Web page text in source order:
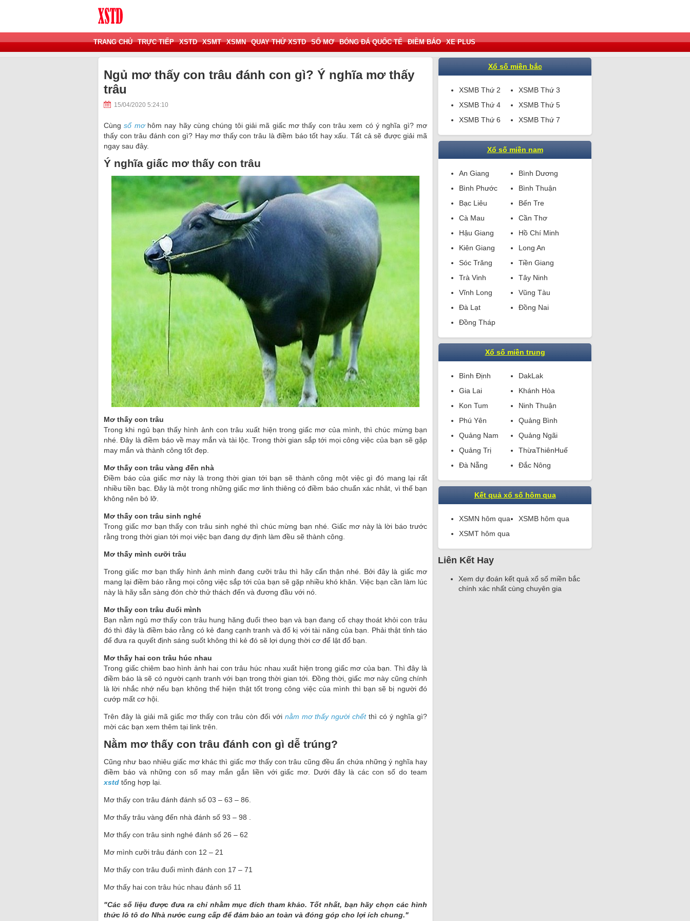
TRANG CHỦ TRỰC TIẾP XSTD XSMT XSMN QUAY THỬ XSTD SỔ MƠ BÓNG ĐÁ QUỐC TẾ ĐIỀM BÁO XE PLUS
Ngủ mơ thấy con trâu đánh con gì? Ý nghĩa mơ thấy
trâu
15/04/2020 5:24:10
Cùngsổ mơ hôm nay hãy cùng chúng tôi giải mã giấc mơ thấy con trâu xem có ý nghĩa gì? mơ
thấy con trâu đánh con gì? Hay mơ thấy con trâu là điềm báo tốt hay xấu. Tất cả sẽ được giải mã
ngay sau đây.
Ý nghĩa giấc mơ thấy con trâu
Mơ thấy con trâu
Trong khi ngủ bạn thấy hình ảnh con trâu xuất hiện trong giấc mơ của mình, thì chúc mừng bạn
nhé. Đây là điềm báo về may mắn và tài lộc. Trong thời gian sắp tới mọi công việc của bạn sẽ gặp
may mắn và thành công tốt đẹp.
Mơ thấy con trâu vàng đến nhà
Điềm báo của giấc mơ này là trong thời gian tới bạn sẽ thành công một việc gì đó mang lại rất
nhiều tiền bạc. Đây là một trong những giấc mơ linh thiêng có điềm báo chuẩn xác nhât, vì thế bạn
không nên bỏ lỡ.
Mơ thấy con trâu sinh nghé
Trong giấc mơ bạn thấy con trâu sinh nghé thì chúc mừng bạn nhé. Giấc mơ này là lời báo trước
rằng trong thời gian tới mọi việc bạn đang dự định làm đều sẽ thành công.
Mơ thấy mình cưỡi trâu
Trong giấc mơ bạn thấy hình ảnh mình đang cưỡi trâu thì hãy cẩn thận nhé. Bởi đây là giấc mơ
mang lại điềm báo rằng mọi công việc sắp tới của bạn sẽ gặp nhiều khó khăn. Việc bạn cần làm lúc
này là hãy sẵn sàng đón chờ thử thách đến và đương đầu với nó.
Mơ thấy con trâu đuổi mình
Bạn nằm ngủ mơ thấy con trâu hung hăng đuổi theo bạn và bạn đang cố chạy thoát khỏi con trâu
đó thì đây là điềm báo rằng có kẻ đang cạnh tranh và đố kị với tài năng của bạn. Phải thật tỉnh táo
để đưa ra quyết định sáng suốt không thì kẻ đó sẽ lợi dụng thời cơ để lật đổ bạn.
Mơ thấy hai con trâu húc nhau
Trong giấc chiêm bao hình ảnh hai con trâu húc nhau xuất hiện trong giấc mơ của bạn. Thì đây là
điềm báo là sẽ có người cạnh tranh với bạn trong thời gian tới. Đồng thời, giấc mơ này cũng chính
là lời nhắc nhớ nếu bạn không thể hiện thật tốt trong công việc của mình thì bạn sẽ bị người đó
cướp mất cơ hội.
Trên đây là giải mã giấc mơ thấy con trâu còn đối với nằm mơ thấy người chếtthì có ý nghĩa gì?
mời các bạn xem thêm tại link trên.
Nằm mơ thấy con trâu đánh con gì dễ trúng?
Cũng như bao nhiêu giấc mơ khác thì giấc mơ thấy con trâu cũng đều ẩn chứa những ý nghĩa hay
điềm báo và những con số may mắn gắn liền với giấc mơ. Dưới đây là các con số do team
xstd tổng hợp lại.
Mơ thấy con trâu đánh đánh số 03 – 63 – 86.
Mơ thấy trâu vàng đến nhà đánh số 93 – 98 .
Mơ thấy con trâu sinh nghé đánh số 26 – 62
Mơ mình cưỡi trâu đánh con 12 – 21
Mơ thấy con trâu đuổi mình đánh con 17 – 71
Mơ thấy hai con trâu húc nhau đánh số 11
"Các số liệu được đưa ra chỉ nhằm mục đích tham khảo. Tốt nhất, bạn hãy chọn các hình
thức lô tô do Nhà nước cung cấp để đảm bảo an toàn và đóng góp cho lợi ích chung."
Xổ số miền bắc
XSMB Thứ 2
XSMB Thứ 3
XSMB Thứ 4
XSMB Thứ 5
XSMB Thứ 6
XSMB Thứ 7
Xổ số miền nam
An Giang
Bình Dương
Bình Phước
Bình Thuận
Bạc Liêu
Bến Tre
Cà Mau
Cần Thơ
Hậu Giang
Hồ Chí Minh
Kiên Giang
Long An
Sóc Trăng
Tiền Giang
Trà Vinh
Tây Ninh
Vĩnh Long
Vũng Tàu
Đà Lạt
Đồng Nai
Đồng Tháp
Xổ số miền trung
Bình Định
DakLak
Gia Lai
Khánh Hòa
Kon Tum
Ninh Thuận
Phú Yên
Quảng Bình
Quảng Nam
Quảng Ngãi
Quảng Trị
ThừaThiênHuế
Đà Nẵng
Đắc Nông
Kết quả xổ số hôm qua
XSMN hôm qua
XSMB hôm qua
XSMT hôm qua
Liên Kết Hay
Xem dự đoán kết quả xổ số miền bắc
chính xác nhất cùng chuyên gia